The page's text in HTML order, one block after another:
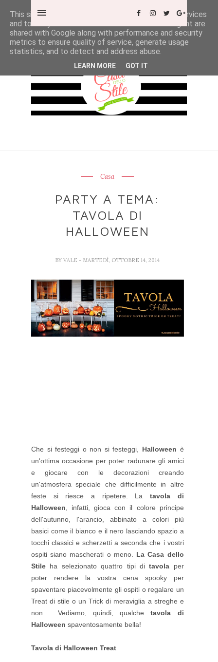
Casa
PARTY A TEMA:
TAVOLA DI
HALLOWEEN
BYVALE - MARTEDÌ, OTTOBRE 14, 2014
Che si festeggi o non si festeggi, Halloween è
un'ottima occasione per poter radunare gli amici
e giocare con le decorazioni creando
un'atmosfera speciale che difficilmente in altre
feste si riesce a ripetere. La tavola di
Halloween, infatti, gioca con il colore principe
dell'autunno, l'arancio, abbinato a colori più
basici come il bianco e il nero lasciando spazio a
tocchi classici e scherzetti a seconda che i vostri
ospiti siano mascherati o meno. La Casa dello
Stile ha selezionato quattro tipi ditavola per
poter rendere la vostra cena spooky per
spaventare piacevolmente gli ospiti o regalare un
Treat di stile o un Trick di meraviglia a streghe e
non. Vediamo, quindi, qualchetavola di
Halloween spaventosamente bella!
Tavola di Halloween Treat
This site uses cookies from Google to deliver its services
and to analyze traffic. Your IP address and user-agent are
shared with Google along with performance and security
metrics to ensure quality of service, generate usage
statistics, and to detect and address abuse.
LEARN MORE GOT IT